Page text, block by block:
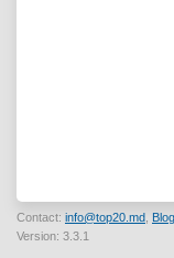
Contact: info@top20.md Blog
Version: 3.3.1